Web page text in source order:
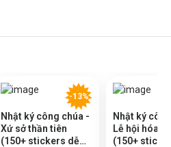
-13%
Nhật ký công chúa -
Xứ sở thần tiên
(150+ stickers dễ
Nhật ký
Lễ hội hóa
(150+